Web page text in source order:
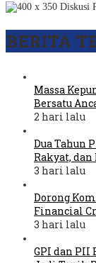
BERITA
Massa
Bersatu
2 hari lalu
Dua Tahun
Rakyat, dan
3 hari lalu
Dorong
Financial
3 hari lalu
GPI dan PII